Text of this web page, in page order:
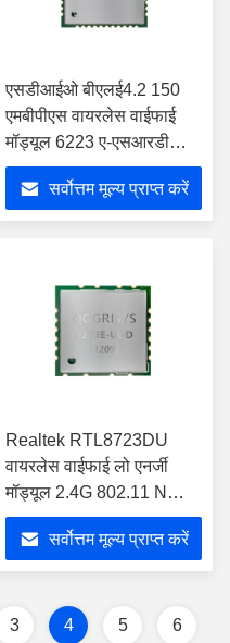
एसडीआईओ बीएलई4.2 150
एमबीपीएस वायरलेस वाईफाई
मॉड्यूल 6223 ए-एसआरडी
आरएफ उपकरण
सर्वोत्तम मूल्य प्राप्त करें
Realtek RTL8723DU
वायरलेस वाईफाई लो एनर्जी
मॉड्यूल 2.4G 802.11 N
मॉड्यूल
सर्वोत्तम मूल्य प्राप्त करें
3 4 5 6